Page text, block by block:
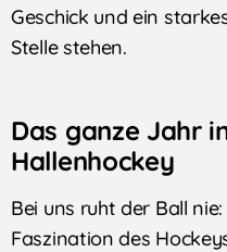
Geschick und ein
Stelle stehen.
Das ganze Jahr
Hallenhockey
Bei uns ruht der Ball
Faszination des